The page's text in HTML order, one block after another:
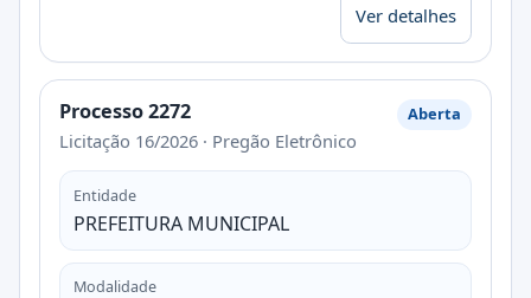
Ver detalhes
Processo 2272
Licitação 16/2026 · Pregão Eletrônico
Aberta
Entidade
PREFEITURA MUNICIPAL
Modalidade